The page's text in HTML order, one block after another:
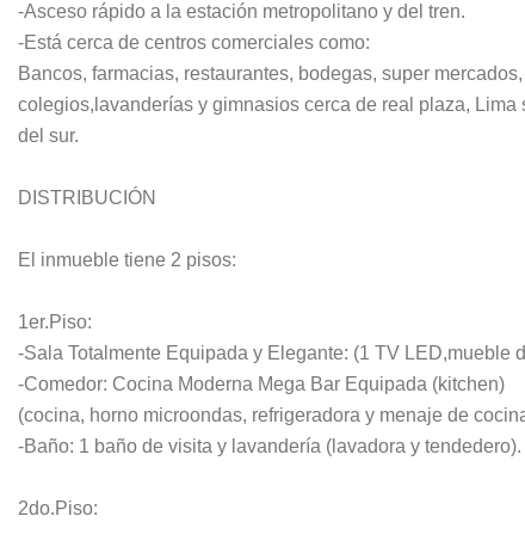
-Asceso rápido a la estación metropolitano y del tren.
-Está cerca de centros comerciales como:
Bancos, farmacias, restaurantes, bodegas, super
colegios,lavanderías y gimnasios cerca de real plaza, Lima
del sur.
DISTRIBUCIÓN
El inmueble tiene 2 pisos:
1er.Piso:
-Sala Totalmente Equipada y Elegante: (1 TV LED,mueble
-Comedor: Cocina Moderna Mega Bar Equipada (kitchen)
(cocina, horno microondas, refrigeradora y menaje de
-Baño: 1 baño de visita y lavandería (lavadora y tendedero).
2do.Piso: